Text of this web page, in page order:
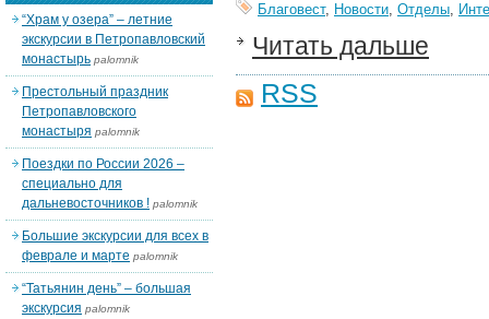
Благовест, Новости, Отделы,
Читать дальше
RSS
“Храм у озера” – летние
экскурсии в Петропавловский
монастырь palomnik
Престольный праздник
Петропавловского
монастыря palomnik
Поездки по России 2026 –
специально для
дальневосточников ! palomnik
Большие экскурсии для всех в
феврале и марте palomnik
“Татьянин день” – большая
экскурсия palomnik